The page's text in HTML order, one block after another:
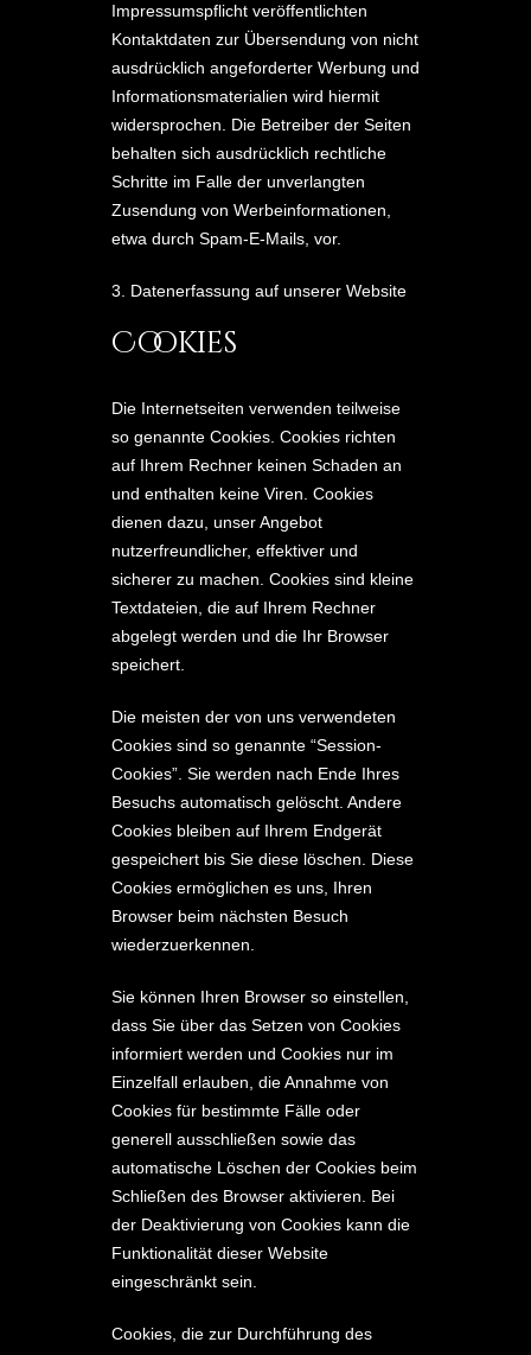
Impressumspflicht veröffentlichten
Kontaktdaten zur Übersendung von nicht
ausdrücklich angeforderter Werbung und
Informationsmaterialien wird hiermit
widersprochen. Die Betreiber der Seiten
behalten sich ausdrücklich rechtliche
Schritte im Falle der unverlangten
Zusendung von Werbeinformationen,
etwa durch Spam-E-Mails, vor.
3. Datenerfassung auf unserer Website
Cookies
Die Internetseiten verwenden teilweise
so genannte Cookies. Cookies richten
auf Ihrem Rechner keinen Schaden an
und enthalten keine Viren. Cookies
dienen dazu, unser Angebot
nutzerfreundlicher, effektiver und
sicherer zu machen. Cookies sind kleine
Textdateien, die auf Ihrem Rechner
abgelegt werden und die Ihr Browser
speichert.
Die meisten der von uns verwendeten
Cookies sind so genannte “Session-
Cookies”. Sie werden nach Ende Ihres
Besuchs automatisch gelöscht. Andere
Cookies bleiben auf Ihrem Endgerät
gespeichert bis Sie diese löschen. Diese
Cookies ermöglichen es uns, Ihren
Browser beim nächsten Besuch
wiederzuerkennen.
Sie können Ihren Browser so einstellen,
dass Sie über das Setzen von Cookies
informiert werden und Cookies nur im
Einzelfall erlauben, die Annahme von
Cookies für bestimmte Fälle oder
generell ausschließen sowie das
automatische Löschen der Cookies beim
Schließen des Browser aktivieren. Bei
der Deaktivierung von Cookies kann die
Funktionalität dieser Website
eingeschränkt sein.
Cookies, die zur Durchführung des